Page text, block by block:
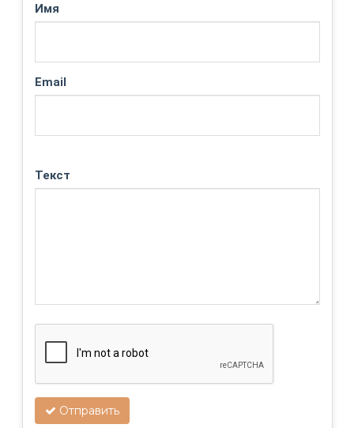
Имя
Email
Текст
Отправить